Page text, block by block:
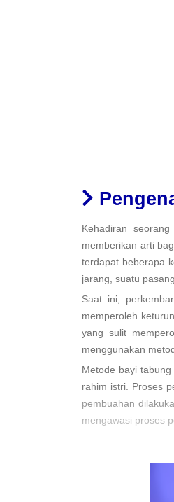
Kehadiran
memberikan arti
terdapat beberapa
jarang, suatu
Saat ini,
memperoleh
yang sulit
menggunakan
Metode bayi
rahim istri. Proses
pembuahan
mengawasi proses
Saat ini, banyak
bayi tabung yang
tabung. Program
China hingga